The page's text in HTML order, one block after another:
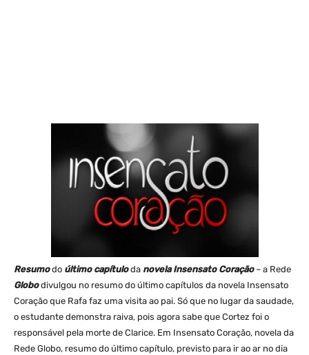
Resumodo último capítuloda novela Insensato Coração– a Rede
Globodivulgou no resumo do último capítulos da novela Insensato
Coração que Rafa faz uma visita ao pai. Só que no lugar da saudade,
o estudante demonstra raiva, pois agora sabe que Cortez foi o
responsável pela morte de Clarice. Em Insensato Coração, novela da
Rede Globo, resumo do último capítulo, previsto para ir ao ar no dia